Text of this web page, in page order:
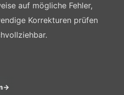
auf mögliche Fehler,
Korrekturen prüfen
→